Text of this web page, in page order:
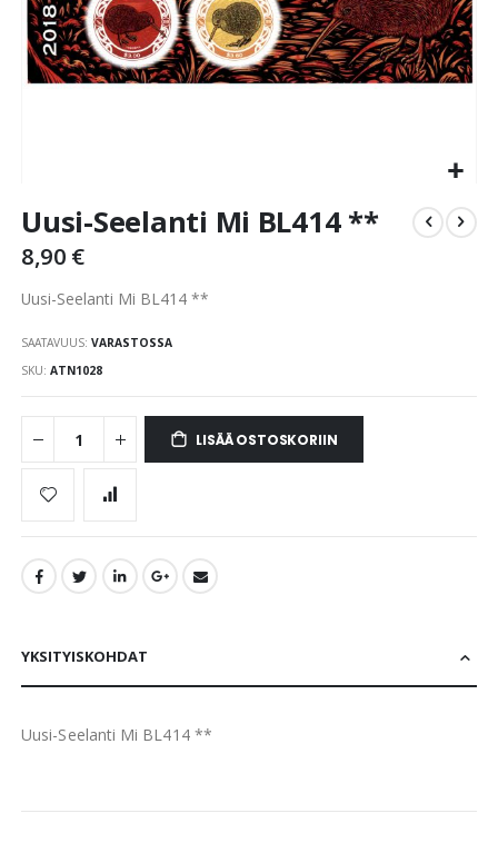
to
beginning
the
images
Uusi-Seelanti Mi BL414 **
8,90 €
Uusi-Seelanti Mi BL414 **
SAATAVUUS: VARASTOSSA
SKU ATN1028
LISÄÄ OSTOSKORIIN
YKSITYISKOHDAT
Uusi-Seelanti Mi BL414 **